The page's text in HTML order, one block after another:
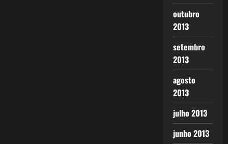
outubro
2013
setembro
2013
agosto
2013
julho 2013
junho 2013